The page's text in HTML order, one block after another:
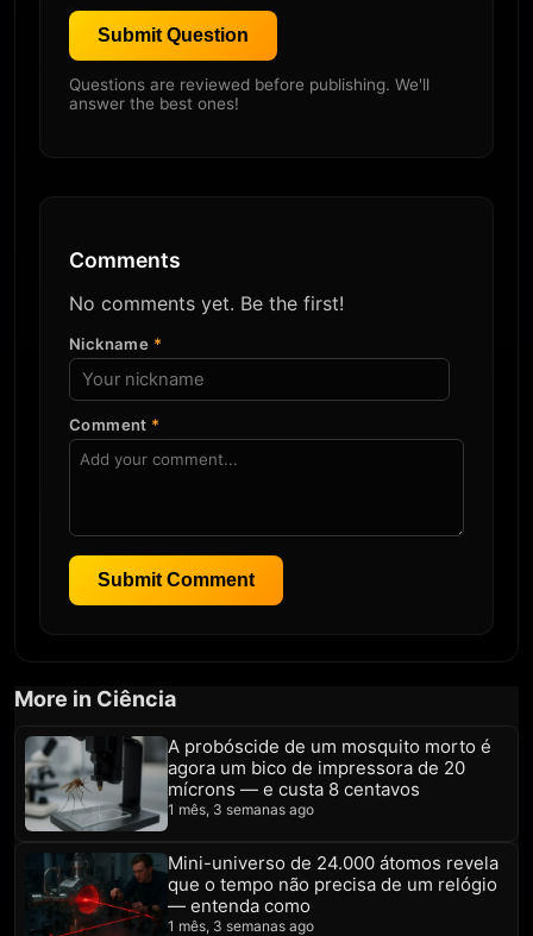
Submit Question
Questions are reviewed before publishing. We'll
answer the best ones!
Comments
No comments yet. Be the first!
Nickname *
Comment *
Submit Comment
More in Ciência
A probóscide de um mosquito morto é
agora um bico de impressora de 20
mícrons — e custa 8 centavos
1 mês, 3 semanas ago
Mini-universo de 24.000 átomos revela
que o tempo não precisa de um relógio
— entenda como
1 mês, 3 semanas ago